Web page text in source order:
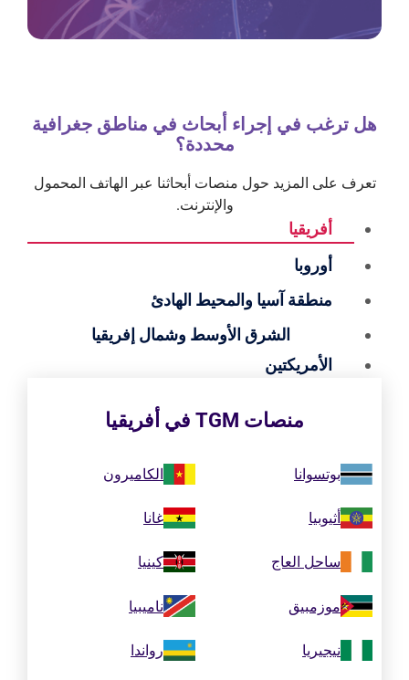
هل ترغب في إجراء أبحاث في مناطق جغرافية
محددة؟
تعرف على المزيد حول منصات أبحاثنا عبر الهاتف المحمول
والإنترنت.
أفريقيا
أوروبا
منطقة آسيا والمحيط الهادئ
الشرق الأوسط وشمال إفريقيا
الأمريكتين
منصات TGM في أفريقيا
بوتسوانا الكاميرون
أثيوبيا غانا
ساحل العاج كينيا
موزمبيق ناميبيا
نيجيريا رواندا